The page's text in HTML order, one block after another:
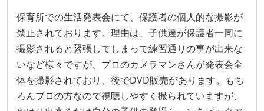
保育所での生活発表会にて、保護者の個人的な撮影が
禁止されております。理由は、子供達が保護者一同に
撮影されると緊張してしまって練習通りの事が出来な
いなど様々ですが、プロのカメラマンさんが発表会全
体を撮影されており、後でDVD販売があります。もち
ろんプロの方なので視聴しやすく撮られていますが、